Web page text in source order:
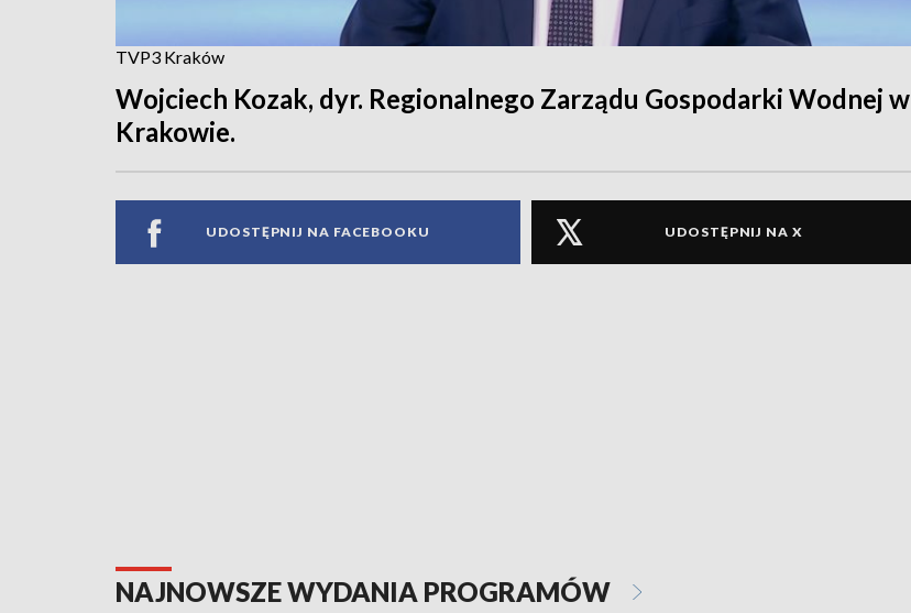
TVP3 Kraków
Wojciech Kozak, dyr. Regionalnego Zarządu Gospodarki Wodnej w
Krakowie.
UDOSTĘPNIJ NA FACEBOOKU UDOSTĘPNIJ NA X
NAJNOWSZE WYDANIA PROGRAMÓW